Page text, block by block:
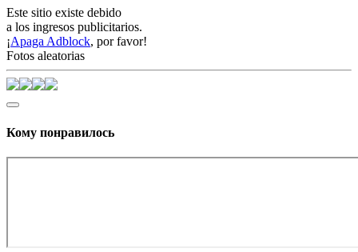
Este sitio existe debido
a los ingresos publicitarios.
¡Apaga Adblock, por favor!
Fotos aleatorias
Кому понравилось